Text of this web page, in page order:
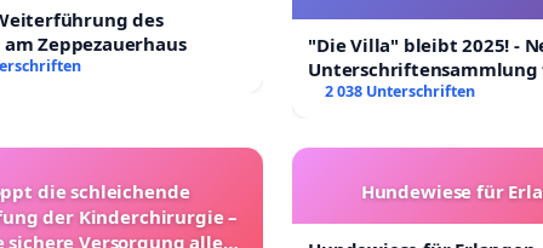
Versickerung führt zu Verlust von Grundwasser
letzten innerstädtischen Oase
des
Zeppezauerhaus
"Die Villa" bleibt 2025! -
Unterschriftensammlung
Erhalt der Villa
2 038 Unterschriften
die schleichende
der Kinderchirurgie –
sichere Versorgung aller
Hundewiese für